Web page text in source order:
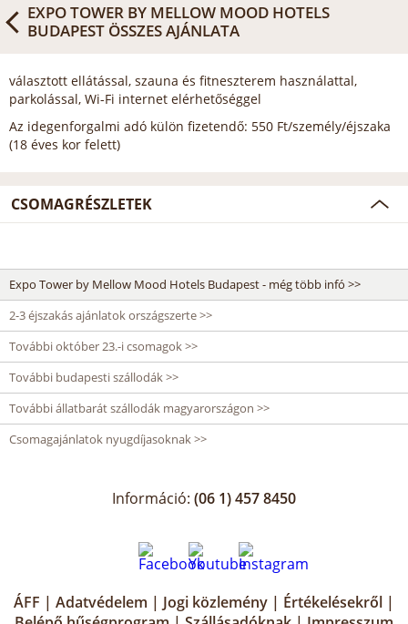
EXPO TOWER BY MELLOW MOOD HOTELS
BUDAPEST ÖSSZES AJÁNLATA
választott ellátással, szauna és fitneszterem használattal,
parkolással, Wi-Fi internet elérhetőséggel
Az idegenforgalmi adó külön fizetendő: 550 Ft/személy/éjszaka
(18 éves kor felett)
CSOMAGRÉSZLETEK
Expo Tower by Mellow Mood Hotels Budapest - még több infó >>
2-3 éjszakás ajánlatok országszerte >>
További október 23.-i csomagok >>
További budapesti szállodák >>
További állatbarát szállodák magyarországon >>
Csomagajánlatok nyugdíjasoknak >>
Információ: (06 1) 457 8450
ÁFF | Adatvédelem | Jogi közlemény | Értékelésekről |